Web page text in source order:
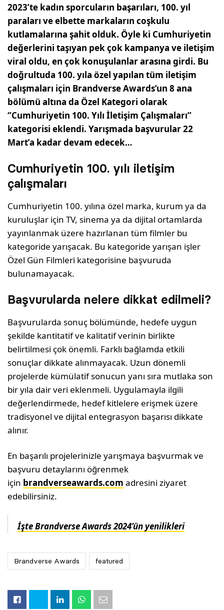
2023’te kadın sporcuların başarıları, 100. yıl
paraları ve elbette markaların coşkulu
kutlamalarına şahit olduk. Öyle ki Cumhuriyetin
değerlerini taşıyan pek çok kampanya ve iletişim
viral oldu, en çok konuşulanlar arasına girdi. Bu
doğrultuda 100. yıla özel yapılan tüm iletişim
çalışmaları için Brandverse Awards’un 8 ana
bölümü altına da Özel Kategori olarak
‘’Cumhuriyetin 100. Yılı İletişim Çalışmaları’’
kategorisi eklendi. Yarışmada başvurular 22
Mart’a kadar devam edecek…
Cumhuriyetin 100. yılı iletişim
çalışmaları
Cumhuriyetin 100. yılına özel marka, kurum ya da
kuruluşlar için TV, sinema ya da dijital ortamlarda
yayınlanmak üzere hazırlanan tüm filmler bu
kategoride yarışacak. Bu kategoride yarışan işler
Özel Gün Filmleri kategorisine başvuruda
bulunamayacak.
Başvurularda nelere dikkat edilmeli?
Başvurularda sonuç bölümünde, hedefe uygun
şekilde kantitatif ve kalitatif verinin birlikte
belirtilmesi çok önemli. Farklı bağlamda etkili
sonuçlar dikkate alınmayacak. Uzun dönemli
projelerde kümülatif sonucun yanı sıra mutlaka son
bir yıla dair veri eklenmeli. Uygulamayla ilgili
değerlendirmede, hedef kitlelere erişmek üzere
tradisyonel ve dijital entegrasyon başarısı dikkate
alınır.
En başarılı projelerinizle yarışmaya başvurmak ve
başvuru detaylarını öğrenmek
için brandverseawards.com adresini ziyaret
edebilirsiniz.
İşte Brandverse Awards 2024’ün yenilikleri
Brandverse Awards featured